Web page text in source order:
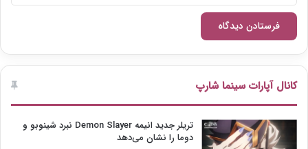
کانال آپارات سینما شارپ
تریلر جدید انیمه Demon Slayer نبرد شینوبو و
دوما را نشان می‌دهد